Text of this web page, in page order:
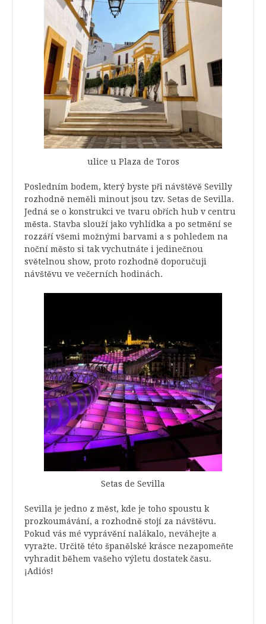
ulice u Plaza de Toros
Posledním bodem, který byste při návštěvě Sevilly
rozhodně neměli minout jsou tzv. Setas de Sevilla.
Jedná se o konstrukci ve tvaru obřích hub v centru
města. Stavba slouží jako vyhlídka a po setmění se
rozzáří všemi možnými barvami a s pohledem na
noční město si tak vychutnáte i jedinečnou
světelnou show, proto rozhodně doporučuji
návštěvu ve večerních hodinách.
Setas de Sevilla
Sevilla je jedno z měst, kde je toho spoustu k
prozkoumávání, a rozhodně stojí za návštěvu.
Pokud vás mé vyprávění nalákalo, neváhejte a
vyražte. Určitě této španělské krásce nezapomeňte
vyhradit během vašeho výletu dostatek času.
¡Adiós!